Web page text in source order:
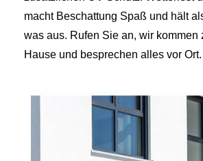
macht Beschattung Spaß und hält
was aus. Rufen Sie an, wir kommen
Hause und besprechen alles vor Ort.